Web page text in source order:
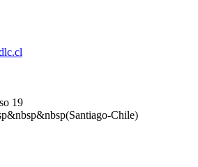
19
Chile)